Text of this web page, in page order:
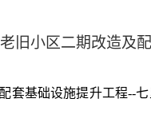
旧小区二期改造及
套基础设施提升工程--